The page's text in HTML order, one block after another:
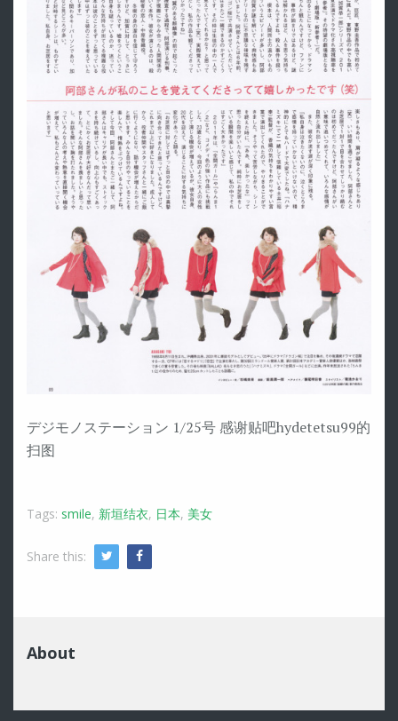
デジモノステーション 1/25号 感谢贴吧hydetetsu99的
扫图
Tags: smile, 新垣结衣, 日本, 美女
Share this: Twitter
About